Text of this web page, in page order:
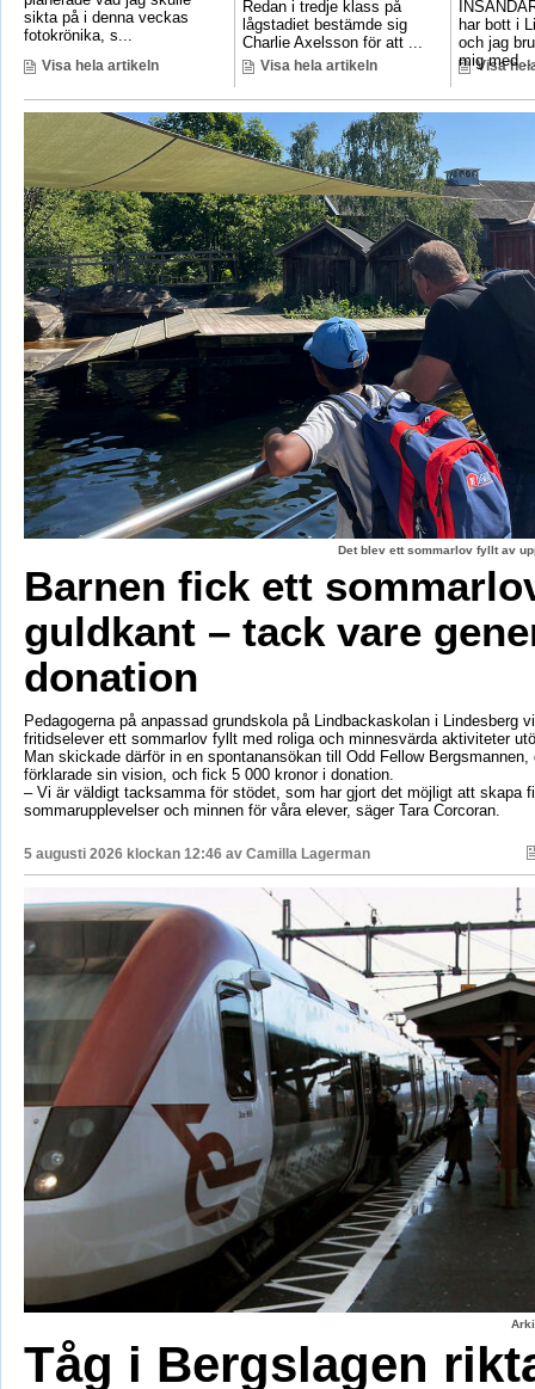
sikta på i denna veckas
fotokrönika, s...
Visa hela artikeln
Redan i tredje klass på
lågstadiet bestämde sig
Charlie Axelsson för att ...
Visa hela artikeln
har bott i
och jag
mig med
Visa
Det blev ett sommarlov fyllt av
Barnen fick ett
guldkant – tack vare
donation
Pedagogerna på anpassad grundskola på Lindbackaskolan i Lindesberg
fritidselever ett sommarlov fyllt med roliga och minnesvärda aktiviteter
Man skickade därför in en spontanansökan till Odd Fellow Bergsmannen,
förklarade sin vision, och fick 5 000 kronor i donation.
– Vi är väldigt tacksamma för stödet, som har gjort det möjligt att skapa
sommarupplevelser och minnen för våra elever, säger Tara Corcoran.
5 augusti 2026 klockan 12:46 av Camilla Lagerman
Tåg i Bergslagen